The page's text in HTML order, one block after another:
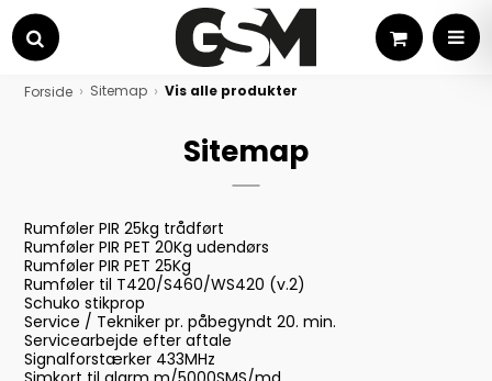
Søg
Kurv
Forside Sitemap Vis alle produkter
Sitemap
Rumføler PIR 25kg trådført
Rumføler PIR PET 20Kg udendørs
Rumføler PIR PET 25Kg
Rumføler til T420/S460/WS420 (v.2)
Schuko stikprop
Service / Tekniker pr. påbegyndt 20. min.
Servicearbejde efter aftale
Signalforstærker 433MHz